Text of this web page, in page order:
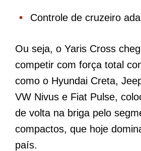
Controle de cruzeiro
Ou seja, o Yaris Cross
competir com força total
como o Hyundai Creta,
VW Nivus e Fiat Pulse,
de volta na briga pelo
compactos, que hoje
país.